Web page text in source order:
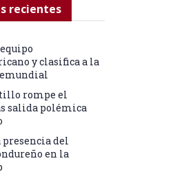
recientes
y clasifica a la
rompe el
salida polémica
del
en la